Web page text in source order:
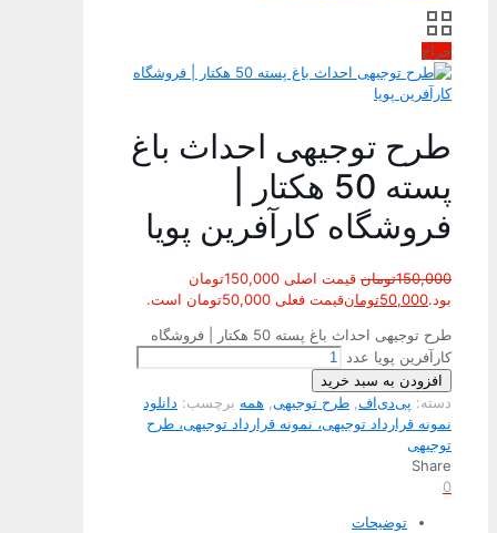
حراج
طرح توجیهی احداث باغ
پسته 50 هکتار |
فروشگاه کارآفرین پویا
150,000تومان
قیمت اصلی 150,000تومان
بود.50,000تومانقیمت فعلی 50,000تومان است.
طرح توجیهی احداث باغ پسته 50 هکتار | فروشگاه
کارآفرین پویا عدد
افزودن به سبد خرید
دسته:پی‌دی‌اف, طرح توجیهی,همه برچسب: دانلود
نمونه قرارداد توجیهی، نمونه قرارداد توجیهی، طرح
توجیهی
Share
توضیحات